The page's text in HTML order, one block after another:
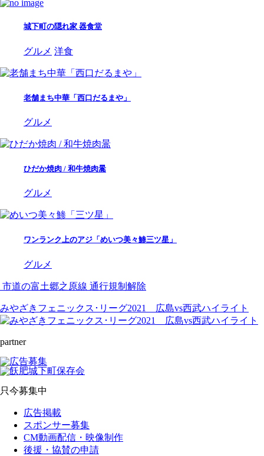
城下町の隠れ家 器食堂
グルメ 洋食
老舗まち中華「西口だるまや」
グルメ
ひだか焼肉 / 和牛焼肉暠
グルメ
ワンランク上のアジ「めいつ美々鯵三ツ星」
グルメ
市道の富土郷之原線 通行規制解除
みやざきフェニックス･リーグ2021 広島vs西武ハイライト
partner
只今募集中
広告掲載
スポンサー募集
CM動画配信・映像制作
後援・協賛の申請